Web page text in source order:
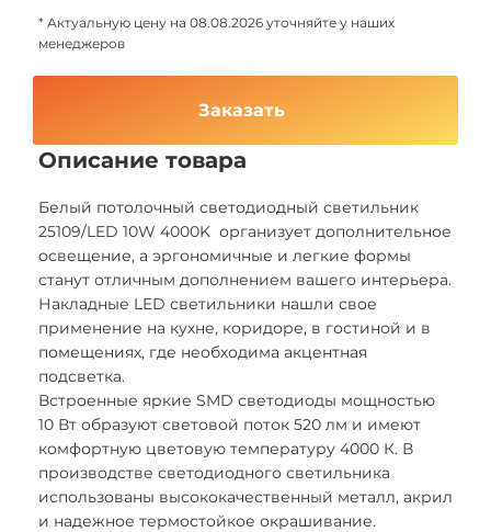
* Актуальную цену на 08.08.2026 уточняйте у наших
менеджеров
Заказать
Описание товара
Белый потолочный светодиодный светильник
25109/LED 10W 4000K организует дополнительное
освещение, а эргономичные и легкие формы
станут отличным дополнением вашего интерьера.
Накладные LED светильники нашли свое
применение на кухне, коридоре, в гостиной и в
помещениях, где необходима акцентная
подсветка.
Встроенные яркие SMD светодиоды мощностью
10 Вт образуют световой поток 520 лм и имеют
комфортную цветовую температуру 4000 К. В
производстве светодиодного светильника
использованы высококачественный металл, акрил
и надежное термостойкое окрашивание.